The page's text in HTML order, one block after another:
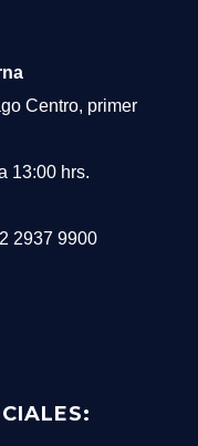
Centro, primer
13:00 hrs.
2937 9900